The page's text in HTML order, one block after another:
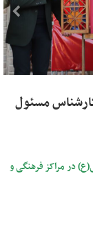
مسئول
در مراکز فرهنگی و